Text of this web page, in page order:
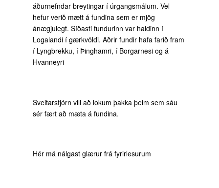
áðurnefndar breytingar í úrgangsmálum. Vel
hefur verið mætt á fundina sem er mjög
ánægjulegt. Síðasti fundurinn var haldinn í
Logalandi í gærkvöldi. Aðrir fundir hafa farið fram
í Lyngbrekku, í Þinghamri, í Borgarnesi og á
Hvanneyri
Sveitarstjórn vill að lokum þakka þeim sem sáu
sér fært að mæta á fundina.
Hér má nálgast glærur frá fyrirlesurum